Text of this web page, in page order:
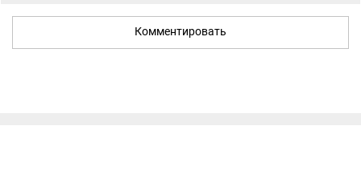
Комментировать